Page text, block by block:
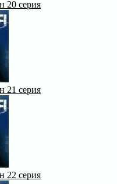
20 серия
21 серия
22 серия